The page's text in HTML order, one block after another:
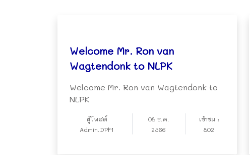
Welcome Mr. Ron van
Wagtendonk to NLPK
Welcome Mr. Ron van Wagtendonk to
NLPK
ผู้โพสต์
Admin.DPF1
08 ธ.ค.
2566
เข้าชม :
802